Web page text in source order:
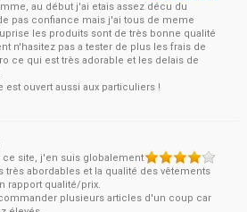
au début j'ai etais assez décu du
pas confiance mais j'ai tous de meme
les produits sont de très bonne qualité
n'hasitez pas a tester de plus les frais de
ce qui est très adorable et les delais de
ouvert aussi aux particuliers !
site, j'en suis globalement
très abordables et la qualité des vêtements
rapport qualité/prix.
plusieurs articles d'un coup car